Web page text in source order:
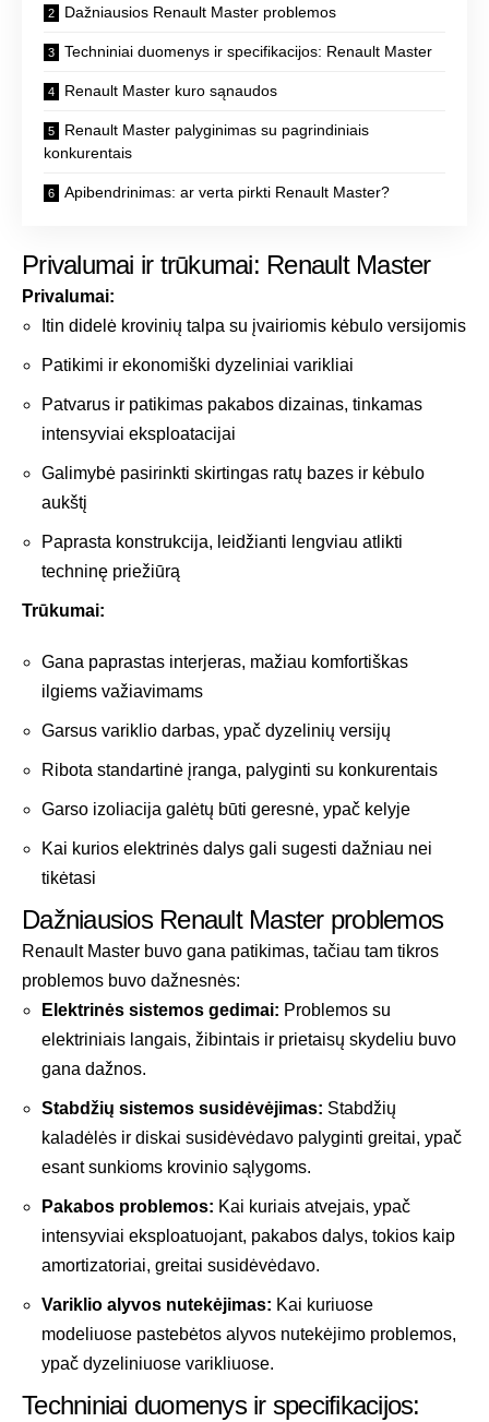
Dažniausios Renault Master problemos
Techniniai duomenys ir specifikacijos: Renault Master
Renault Master kuro sąnaudos
Renault Master palyginimas su pagrindiniais
konkurentais
Apibendrinimas: ar verta pirkti Renault Master?
Privalumai ir trūkumai: Renault Master
Privalumai:
Itin didelė krovinių talpa su įvairiomis kėbulo versijomis
Patikimi ir ekonomiški dyzeliniai varikliai
Patvarus ir patikimas pakabos dizainas, tinkamas
intensyviai eksploatacijai
Galimybė pasirinkti skirtingas ratų bazes ir kėbulo
aukštį
Paprasta konstrukcija, leidžianti lengviau atlikti
techninę priežiūrą
Trūkumai:
Gana paprastas interjeras, mažiau komfortiškas
ilgiems važiavimams
Garsus variklio darbas, ypač dyzelinių versijų
Ribota standartinė įranga, palyginti su konkurentais
Garso izoliacija galėtų būti geresnė, ypač kelyje
Kai kurios elektrinės dalys gali sugesti dažniau nei
tikėtasi
Dažniausios Renault Master problemos
Renault Master buvo gana patikimas, tačiau tam tikros
problemos buvo dažnesnės:
Elektrinės sistemos gedimai: Problemos su
elektriniais langais, žibintais ir prietaisų skydeliu buvo
gana dažnos.
Stabdžių sistemos susidėvėjimas: Stabdžių
kaladėlės ir diskai susidėvėdavo palyginti greitai, ypač
esant sunkioms krovinio sąlygoms.
Pakabos problemos: Kai kuriais atvejais, ypač
intensyviai eksploatuojant, pakabos dalys, tokios kaip
amortizatoriai, greitai susidėvėdavo.
Variklio alyvos nutekėjimas: Kai kuriuose
modeliuose pastebėtos alyvos nutekėjimo problemos,
ypač dyzeliniuose varikliuose.
Techniniai duomenys ir specifikacijos: